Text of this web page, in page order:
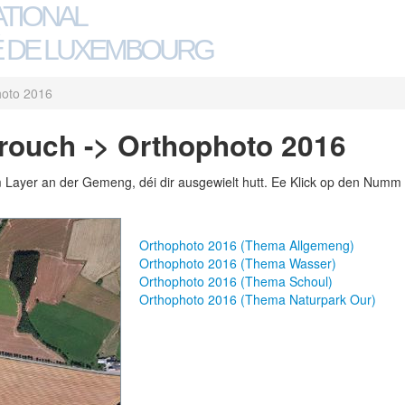
LUXEMBOURG
2016
-> Orthophoto 2016
an der Gemeng, déi dir ausgewielt hutt. Ee Klick op den
Orthophoto 2016 (Thema Allgemeng)
Orthophoto 2016 (Thema Wasser)
Orthophoto 2016 (Thema Schoul)
Orthophoto 2016 (Thema Naturpark Our)